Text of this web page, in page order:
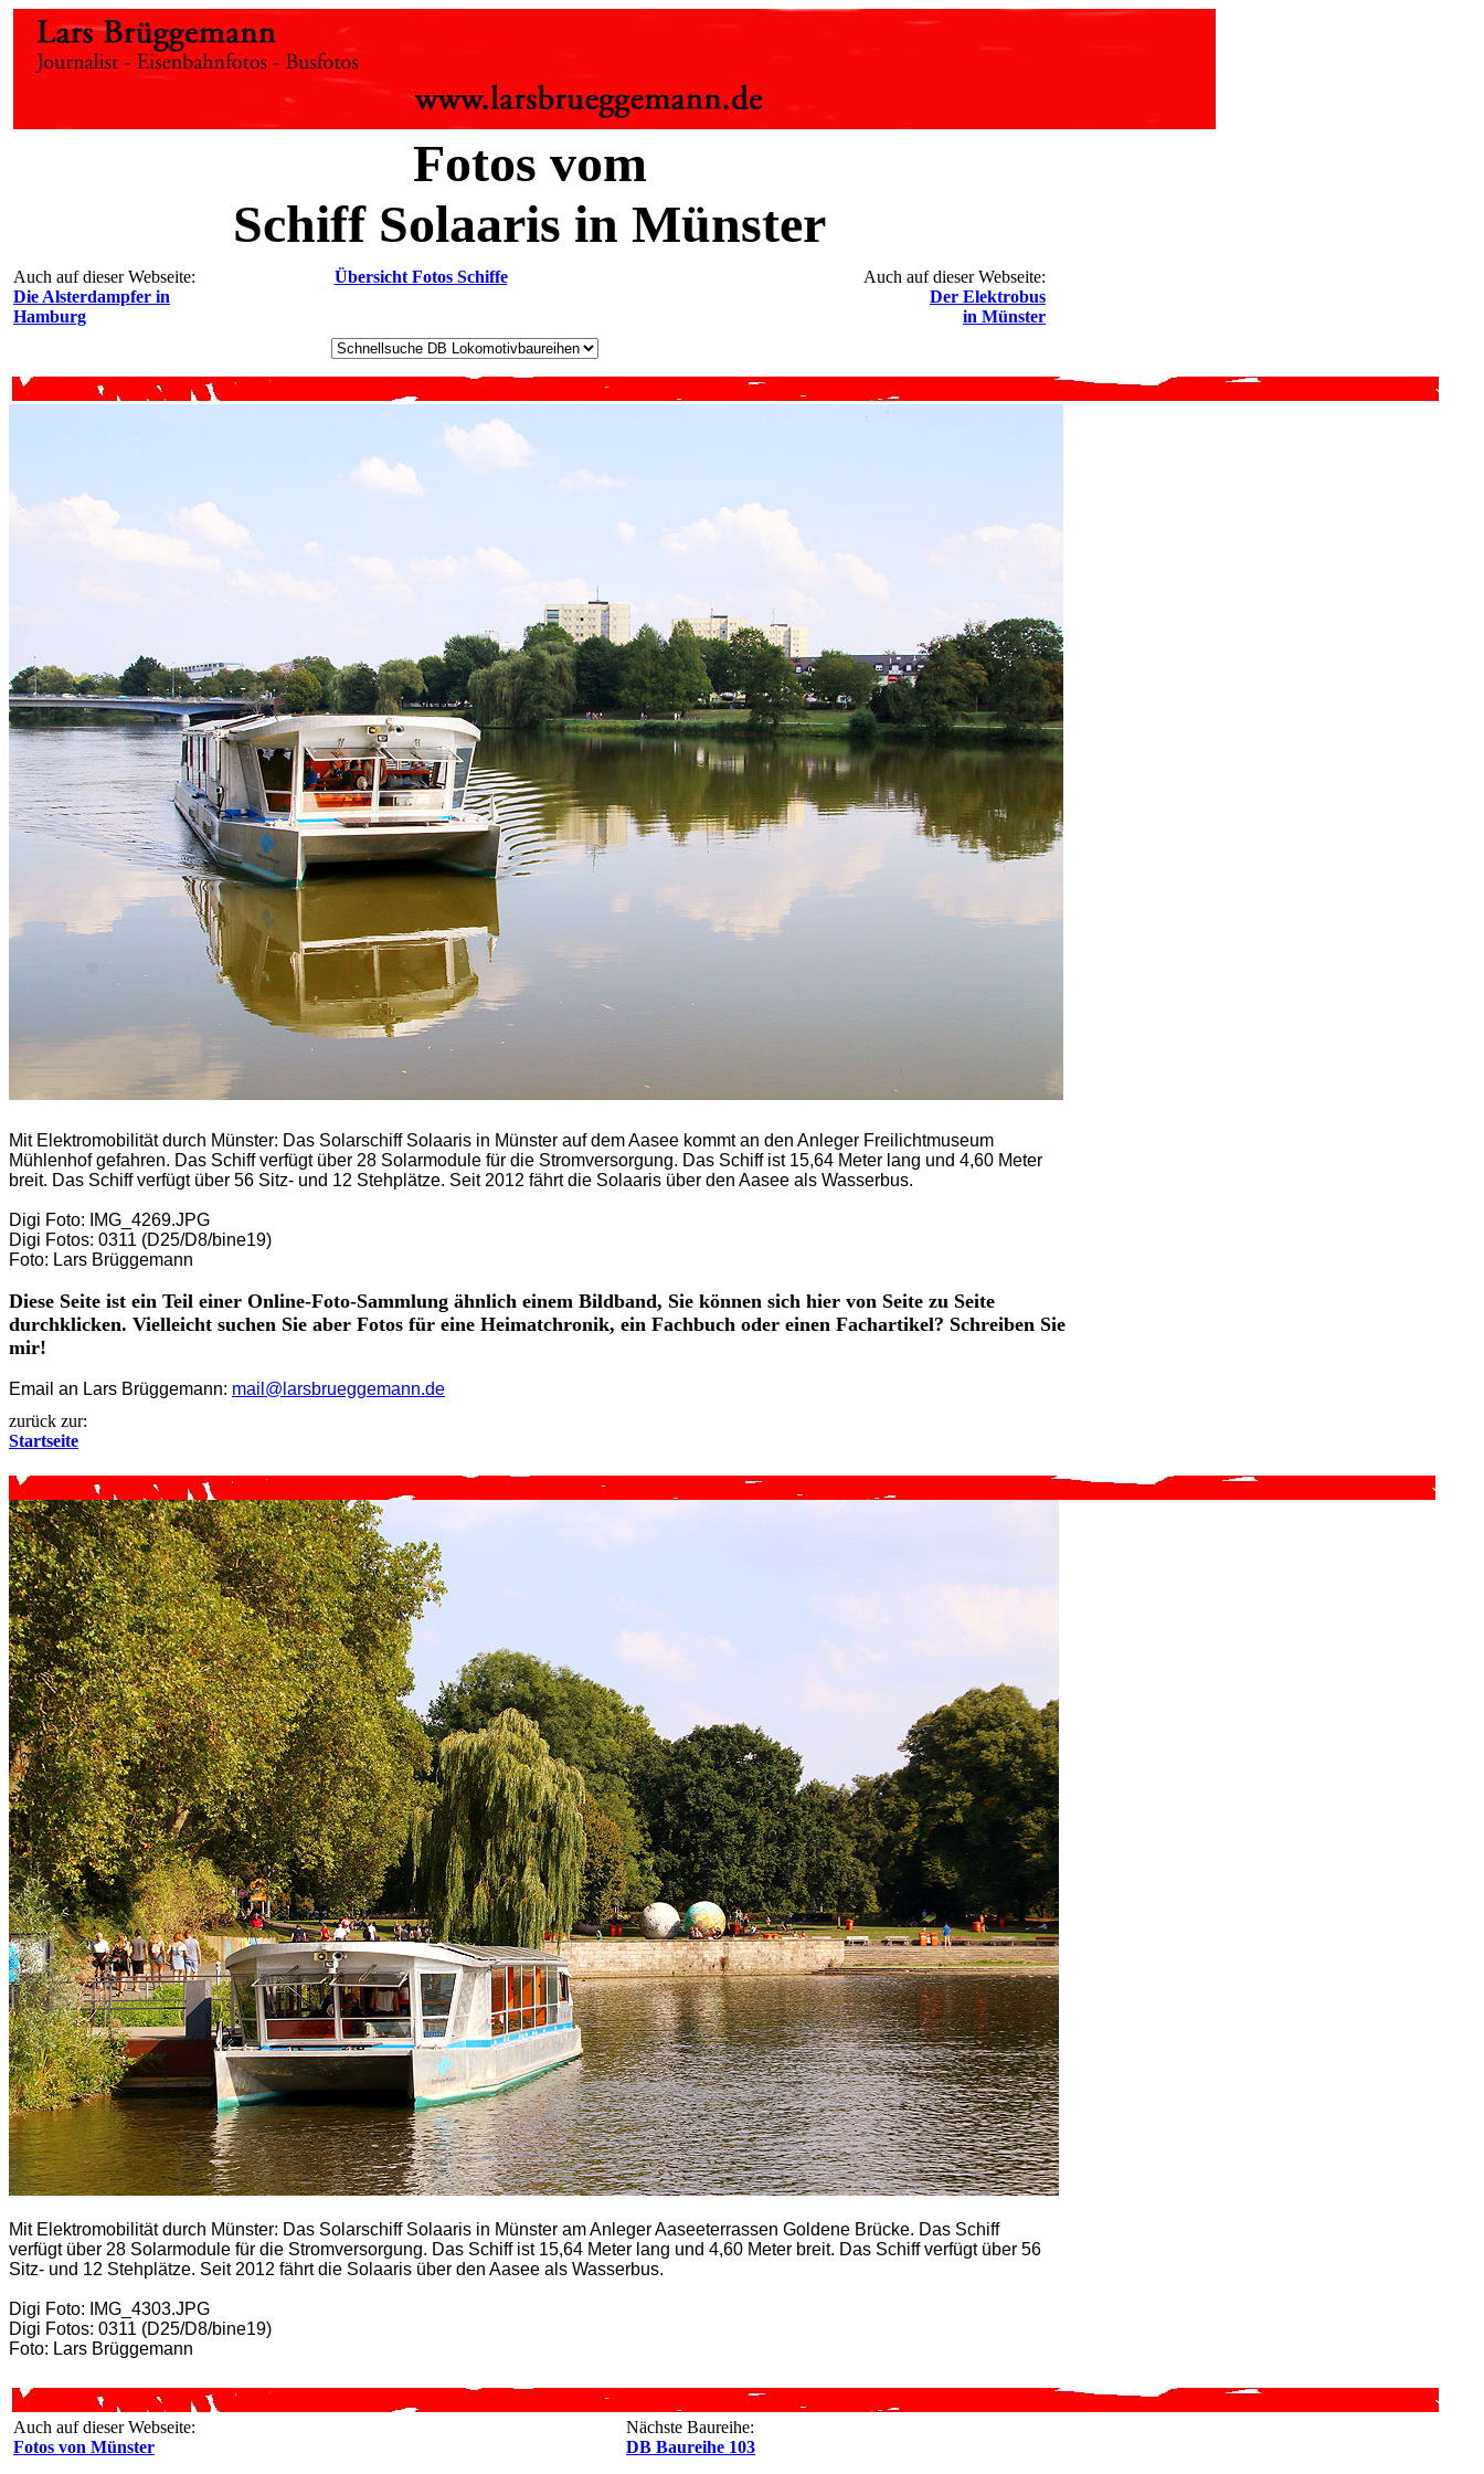
Fotos vom
Schiff Solaaris in Münster
Auch auf dieser Webseite:
Die Alsterdampfer in
Hamburg
Übersicht Fotos Schiffe
Auch auf dieser Webseite:
Der Elektrobus
in Münster
Mit Elektromobilität durch Münster: Das Solarschiff Solaaris in Münster auf dem Aasee kommt an den Anleger Freilichtmuseum
Mühlenhof gefahren. Das Schiff verfügt über 28 Solarmodule für die Stromversorgung. Das Schiff ist 15,64 Meter lang und 4,60 Meter
breit. Das Schiff verfügt über 56 Sitz- und 12 Stehplätze. Seit 2012 fährt die Solaaris über den Aasee als Wasserbus.
Digi Foto: IMG_4269.JPG
Digi Fotos: 0311 (D25/D8/bine19)
Foto: Lars Brüggemann
Diese Seite ist ein Teil einer Online-Foto-Sammlung ähnlich einem Bildband, Sie können sich hier von Seite zu Seite
durchklicken. Vielleicht suchen Sie aber Fotos für eine Heimatchronik, ein Fachbuch oder einen Fachartikel? Schreiben Sie
mir!
Email an Lars Brüggemann: mail@larsbrueggemann.de
zurück zur:
Startseite
Mit Elektromobilität durch Münster: Das Solarschiff Solaaris in Münster am Anleger Aaseeterrassen Goldene Brücke. Das Schiff
verfügt über 28 Solarmodule für die Stromversorgung. Das Schiff ist 15,64 Meter lang und 4,60 Meter breit. Das Schiff verfügt über 56
Sitz- und 12 Stehplätze. Seit 2012 fährt die Solaaris über den Aasee als Wasserbus.
Digi Foto: IMG_4303.JPG
Digi Fotos: 0311 (D25/D8/bine19)
Foto: Lars Brüggemann
Auch auf dieser Webseite:
Fotos von Münster
Nächste Baureihe:
DB Baureihe 103